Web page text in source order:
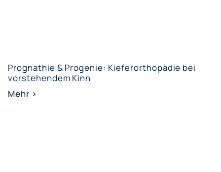
Prognathie & Progenie: Kieferorthopädie bei
vorstehendem Kinn
Mehr >